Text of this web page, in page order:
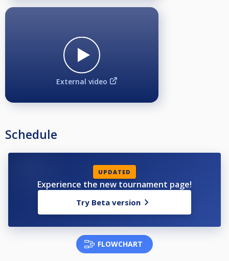
External video
Schedule
UPDATED
Experience the new tournament page!
Try Beta version
FLOWCHART